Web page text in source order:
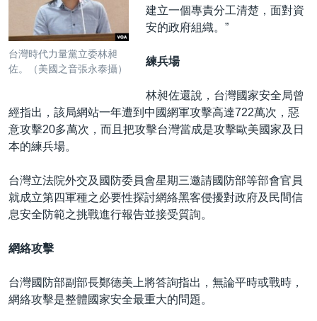
台灣時代力量黨立委林昶
佐。（美國之音張永泰攝）
建立一個專責分工清楚，面對資
安的政府組織。”
練兵場
林昶佐還說，台灣國家安全局曾
經指出，該局網站一年遭到中國網軍攻擊高達722萬次，惡
意攻擊20多萬次，而且把攻擊台灣當成是攻擊歐美國家及日
本的練兵場。
台灣立法院外交及國防委員會星期三邀請國防部等部會官員
就成立第四軍種之必要性探討網絡黑客侵擾對政府及民間信
息安全防範之挑戰進行報告並接受質詢。
網絡攻擊
台灣國防部副部長鄭德美上將答詢指出，無論平時或戰時，
網絡攻擊是整體國家安全最重大的問題。